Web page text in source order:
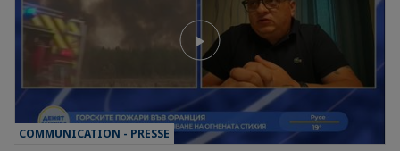
COMMUNICATION - PRESSE